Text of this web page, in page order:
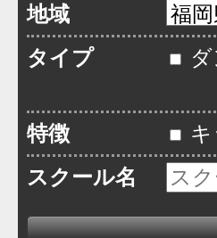
地域
タイプ
特徴
スクール名